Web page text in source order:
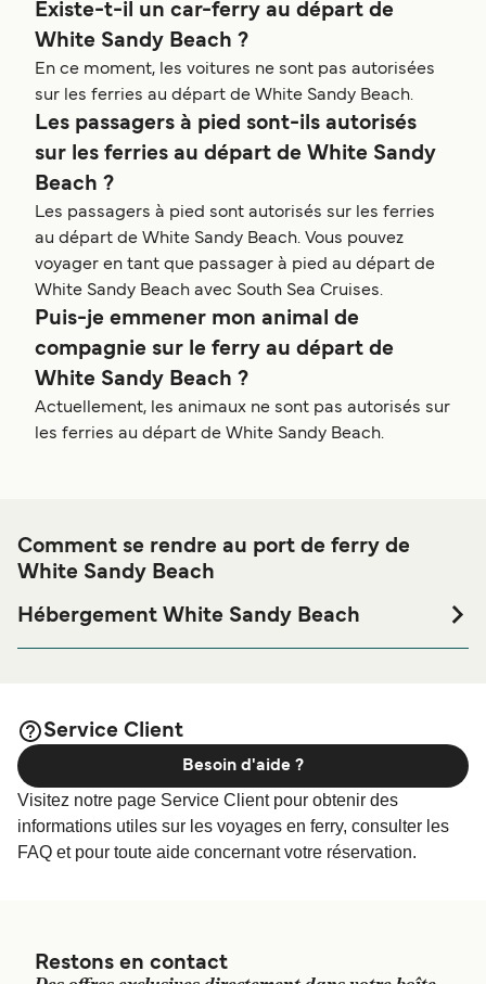
Existe-t-il un car-ferry au départ de
White Sandy Beach ?
En ce moment, les voitures ne sont pas autorisées
sur les ferries au départ de White Sandy Beach.
Les passagers à pied sont-ils autorisés
sur les ferries au départ de White Sandy
Beach ?
Les passagers à pied sont autorisés sur les ferries
au départ de White Sandy Beach. Vous pouvez
voyager en tant que passager à pied au départ de
White Sandy Beach avec South Sea Cruises.
Puis-je emmener mon animal de
compagnie sur le ferry au départ de
White Sandy Beach ?
Actuellement, les animaux ne sont pas autorisés sur
les ferries au départ de White Sandy Beach.
Comment se rendre au port de ferry de
White Sandy Beach
Hébergement White Sandy Beach
séjour, merci de bien vouloir visiter notre page
Hébergement White Sandy Beachafin de bénéficier des
meilleurs prix de notre large sélection de logements en
ligne !
Service Client
Visitez notre page Service Client pour obtenir des
informations utiles sur les voyages en ferry, consulter les
FAQ et pour toute aide concernant votre réservation.
Besoin d'aide ?
Restons en contact